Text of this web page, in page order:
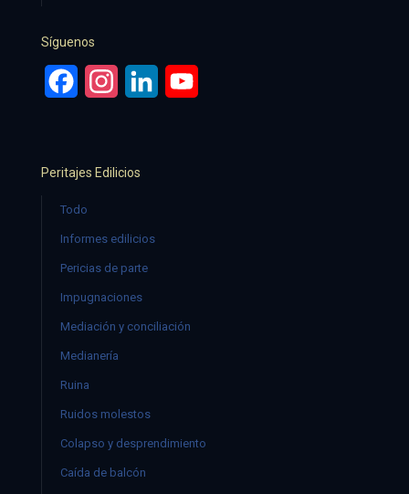
Síguenos
FacebookInstagramLinkedIn
Peritajes Edilicios
Todo
Informes edilicios
Pericias de parte
Impugnaciones
Mediación y conciliación
Medianería
Ruina
Ruidos molestos
Colapso y desprendimiento
Caída de balcón